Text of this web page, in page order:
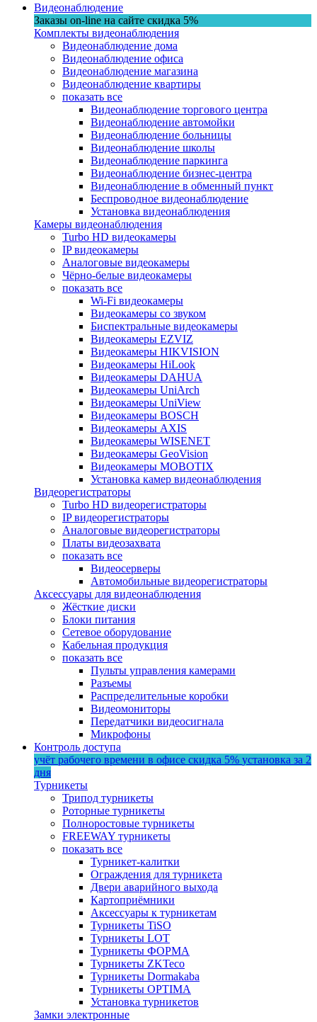
Видеонаблюдение
Заказы on-line на сaйте скидка 5%
Комплекты видеонаблюдения
Видеонаблюдение дома
Видеонаблюдение офиса
Видеонаблюдение магазина
Видеонаблюдение квартиры
показать все
Видеонаблюдение торгового центра
Видеонаблюдение автомойки
Видеонаблюдение больницы
Видеонаблюдение школы
Видеонаблюдение паркинга
Видеонаблюдение бизнес-центра
Видеонаблюдение в обменный пункт
Беспроводное видеонаблюдение
Установка видеонаблюдения
Камеры видеонаблюдения
Turbo HD видеокамеры
IP видеокамеры
Аналоговые видеокамеры
Чёрно-белые видеокамеры
показать все
Wi-Fi видеокамеры
Видеокамеры со звуком
Биспектральные видеокамеры
Видеокамеры EZVIZ
Видеокамеры HIKVISION
Видеокамеры HiLook
Видеокамеры DAHUA
Видеокамеры UniArch
Видеокамеры UniView
Видеокамеры BOSCH
Видеокамеры AXIS
Видеокамеры WISENET
Видеокамеры GeoVision
Видеокамеры MOBOTIX
Установка камер видеонаблюдения
Видеорегистраторы
Turbo HD видеорегистраторы
IP видеорегистраторы
Аналоговые видеорегистраторы
Платы видеозахвата
показать все
Видеосерверы
Автомобильные видеорегистраторы
Аксессуары для видеонаблюдения
Жёсткие диски
Блоки питания
Сетевое оборудование
Кабельная продукция
показать все
Пульты управления камерами
Разъемы
Распределительные коробки
Видеомониторы
Передатчики видеосигнала
Микрофоны
Контроль доступа
учёт рабочего времени в офисе скидка 5% установка за 2
дня
Турникеты
Трипод турникеты
Роторные турникеты
Полноростовые турникеты
FREEWAY турникеты
показать все
Турникет-калитки
Ограждения для турникета
Двери аварийного выхода
Картоприёмники
Аксессуары к турникетам
Турникеты TiSO
Турникеты LOT
Турникеты ФОРМА
Турникеты ZKTeco
Турникеты Dormakaba
Турникеты OPTIMA
Установка турникетов
Замки электронные